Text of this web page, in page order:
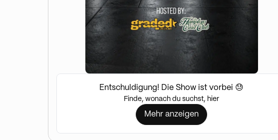
Entschuldigung! Die Show ist vorbei 😓
Finde, wonach du suchst, hier
Mehr anzeigen